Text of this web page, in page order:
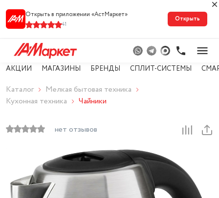
Открыть в приложении «АстМарке‪т‬»
41
Открыть
АКЦИИ МАГАЗИНЫ БРЕНДЫ СПЛИТ-СИСТЕМЫ
Каталог
Мелкая бытовая техника
Кухонная техника
Чайники
нет отзывов